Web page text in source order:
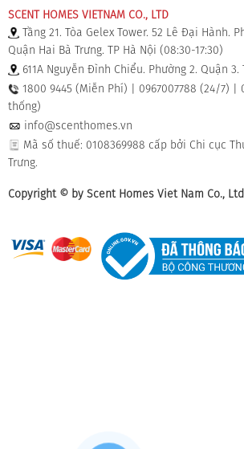
SCENT HOMES VIETNAM CO., LTD
Tầng 21. Tòa Gelex Tower. 52 Lê Đại Hành.
Quận Hai Bà Trưng. TP Hà Nội (08:30-17:30)
611A Nguyễn Đình Chiểu. Phường 2. Quận 3.
1800 9445 (Miễn Phí) | 0967007788 (24/7) |
thống)
info@scenthomes.vn
Mã số thuế: 0108369988 cấp bởi Chi cục
Trưng.
Copyright © by Scent Homes Viet Nam Co.,